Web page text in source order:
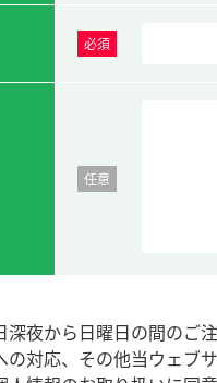
必須
任意
夜から日曜日の間のご
対応、その他当ウェブ